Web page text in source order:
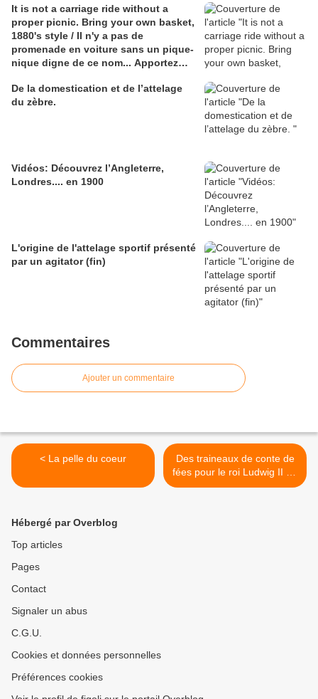
It is not a carriage ride without a
proper picnic. Bring your own basket,
1880's style / Il n'y a pas de
promenade en voiture sans un pique-
nique digne de ce nom... Apportez
années 1880.
De la domestication et de l’attelage
du zèbre.
Vidéos: Découvrez l’Angleterre,
Londres.... en 1900
L'origine de l'attelage sportif présenté
par un agitator (fin)
Commentaires
Ajouter un commentaire
< La pelle du coeur
Des traineaux de conte de
fées pour le roi Ludwig II de
Bavière >
Hébergé par Overblog
Top articles
Pages
Contact
Signaler un abus
C.G.U.
Cookies et données personnelles
Préférences cookies